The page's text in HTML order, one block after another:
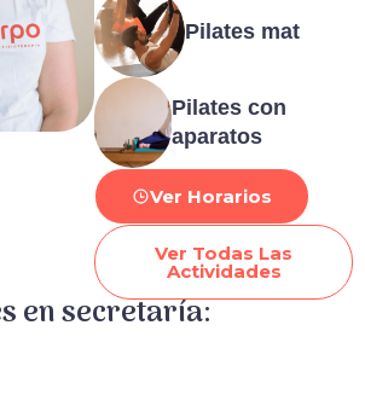
Pilates mat
Pilates con
aparatos
Ver Horarios
Ver Todas Las
Actividades
en secretaría: